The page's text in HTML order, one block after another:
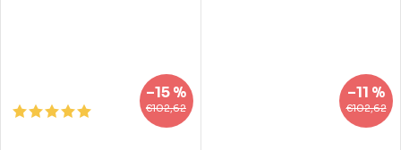
€102,62
–15 %
€102,62
–11 %